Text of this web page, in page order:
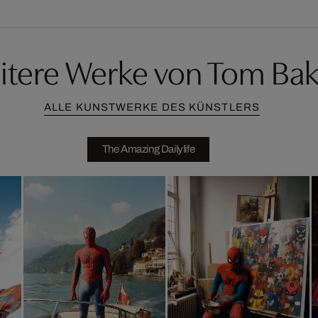
Werke von Tom
ALLE KUNSTWERKE DES KÜNSTLERS
The Amazing Dailylife